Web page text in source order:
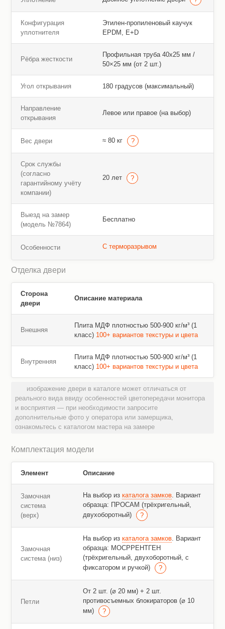
Конфигурация
уплотнителя
Этилен-пропиленовый каучук
EPDM, E+D
Рёбра жесткости
Профильная труба 40х25 мм /
50×25 мм (от 2 шт.)
Угол открывания 180 градусов (максимальный)
Направление
открывания
Левое или правое (на выбор)
Вес двери ≈ 80 кг
Срок службы
(согласно
гарантийному учёту
компании)
20 лет
Выезд на замер
(модель №7864)
Бесплатно
Особенности С терморазрывом
Отделка двери
Сторона
двери
Описание материала
Внешняя
Плита МДФ плотностью 500-900 кг/м³ (1
класс) 100+ вариантов текстуры и цвета
Внутренняя
Плита МДФ плотностью 500-900 кг/м³ (1
класс) 100+ вариантов текстуры и цвета
изображение двери в каталоге может отличаться от
реального вида ввиду особенностей цветопередачи монитора
и восприятия — при необходимости запросите
дополнительные фото у оператора или замерщика,
ознакомьтесь с каталогом мастера на замере
Комплектация модели
Элемент Описание
Замочная
система
(верх)
На выбор из каталога замков. Вариант
образца: ПРОСАМ (трёхригельный,
двухоборотный)
Замочная
система (низ)
На выбор из каталога замков. Вариант
образца: МОСРРЕНТГЕН
(трёхригельный, двухоборотный, с
фиксатором и ручкой)
Петли
От 2 шт. (⌀ 20 мм) + 2 шт.
противосъемных блокираторов (⌀ 10
мм)